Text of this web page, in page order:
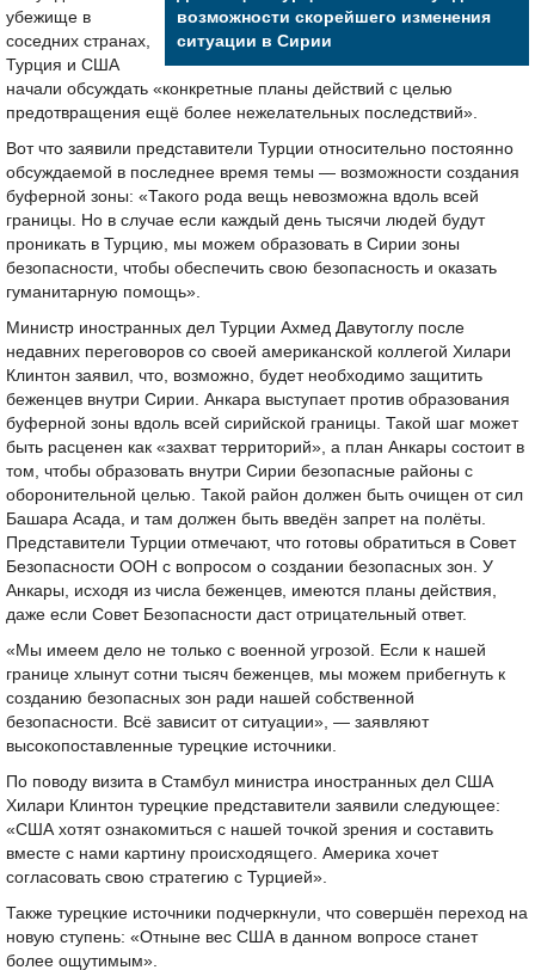
возможности скорейшего изменения
ситуации в Сирии
убежище в
соседних странах,
Турция и США
начали обсуждать «конкретные планы действий с целью
предотвращения ещё более нежелательных последствий».
Вот что заявили представители Турции относительно постоянно
обсуждаемой в последнее время темы — возможности создания
буферной зоны: «Такого рода вещь невозможна вдоль всей
границы. Но в случае если каждый день тысячи людей будут
проникать в Турцию, мы можем образовать в Сирии зоны
безопасности, чтобы обеспечить свою безопасность и оказать
гуманитарную помощь».
Министр иностранных дел Турции Ахмед Давутоглу после
недавних переговоров со своей американской коллегой Хилари
Клинтон заявил, что, возможно, будет необходимо защитить
беженцев внутри Сирии. Анкара выступает против образования
буферной зоны вдоль всей сирийской границы. Такой шаг может
быть расценен как «захват территорий», а план Анкары состоит в
том, чтобы образовать внутри Сирии безопасные районы с
оборонительной целью. Такой район должен быть очищен от сил
Башара Асада, и там должен быть введён запрет на полёты.
Представители Турции отмечают, что готовы обратиться в Совет
Безопасности ООН с вопросом о создании безопасных зон. У
Анкары, исходя из числа беженцев, имеются планы действия,
даже если Совет Безопасности даст отрицательный ответ.
«Мы имеем дело не только с военной угрозой. Если к нашей
границе хлынут сотни тысяч беженцев, мы можем прибегнуть к
созданию безопасных зон ради нашей собственной
безопасности. Всё зависит от ситуации», — заявляют
высокопоставленные турецкие источники.
По поводу визита в Стамбул министра иностранных дел США
Хилари Клинтон турецкие представители заявили следующее:
«США хотят ознакомиться с нашей точкой зрения и составить
вместе с нами картину происходящего. Америка хочет
согласовать свою стратегию с Турцией».
Также турецкие источники подчеркнули, что совершён переход на
новую ступень: «Отныне вес США в данном вопросе станет
более ощутимым».